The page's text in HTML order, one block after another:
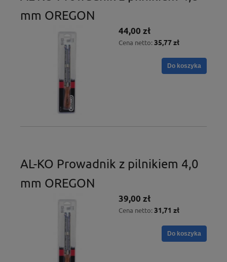
mm OREGON
44,00 zł
Cena netto: 35,77 zł
Do koszyka
AL-KO Prowadnik z pilnikiem 4,0
mm OREGON
39,00 zł
Cena netto: 31,71 zł
Do koszyka